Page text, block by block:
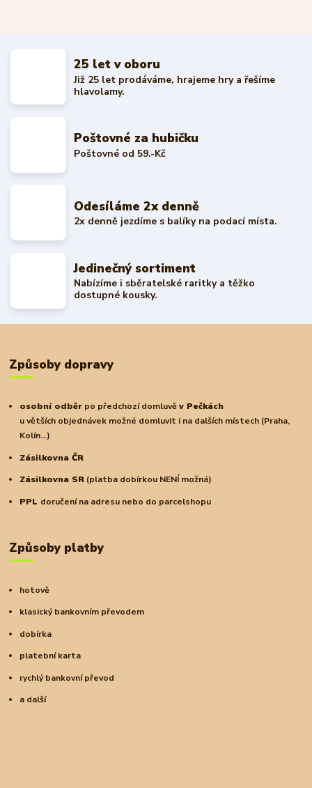
25 let v oboru
Již 25 let prodáváme, hrajeme hry a řešíme
hlavolamy.
Poštovné za hubičku
Poštovné od 59.-Kč
Odesíláme 2x denně
2x denně jezdíme s balíky na podací místa.
Jedinečný sortiment
Nabízíme i sběratelské raritky a těžko
dostupné kousky.
Způsoby dopravy
osobní odběr po předchozí domluvěv Pečkách
u větších objednávek možné domluvit i na dalších místech (Praha,
Kolín...)
Zásilkovna ČR
Zásilkovna SR (platba dobírkou NENÍ možná)
PPL doručení na adresu nebo do parcelshopu
Způsoby platby
hotově
klasický bankovním převodem
dobírka
platební karta
rychlý bankovní převod
a další